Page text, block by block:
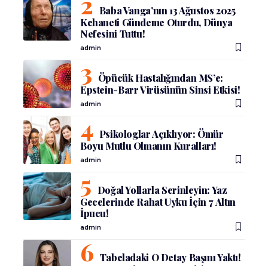
Baba Vanga’nın 13 Ağustos 2025
Kehaneti Gündeme Oturdu, Dünya
Nefesini Tuttu!
admin
Öpücük Hastalığından MS’e:
Epstein-Barr Virüsünün Sinsi Etkisi!
admin
Psikologlar Açıklıyor: Ömür
Boyu Mutlu Olmanın Kuralları!
admin
Doğal Yollarla Serinleyin: Yaz
Gecelerinde Rahat Uyku İçin 7 Altın
İpucu!
admin
Tabeladaki O Detay Başını Yaktı!